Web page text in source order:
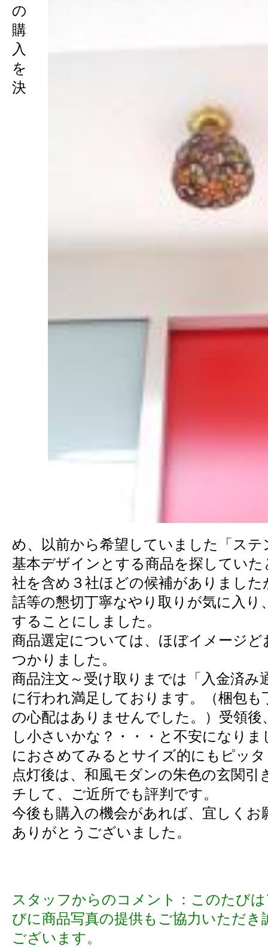
の
購
入
を
決
め、以前から希望していました「ス
基本デザインとする商品を探していた
社を含め３社ほどの候補がありました
話等の懇切丁寧なやり取りが気に入り
することにしました。
商品選定については、ほぼイメージど
つかりました。
商品注文～受け取りまでは「入金済み
に行われ満足しております。（梱包も
の心配はありませんでした。）受領後
し小さいかな？・・・と不安になりま
におさめてみるとサイズ的にもピッ
点灯後は、和風モダンの朱色の玄関引
チして、ご近所でも評判です。
今後も購入の機会があれば、宜しくお
ありがとうございました。
スタッフからのコメント：このたび
びに商品写真の提供もご協力いただき
ございます。